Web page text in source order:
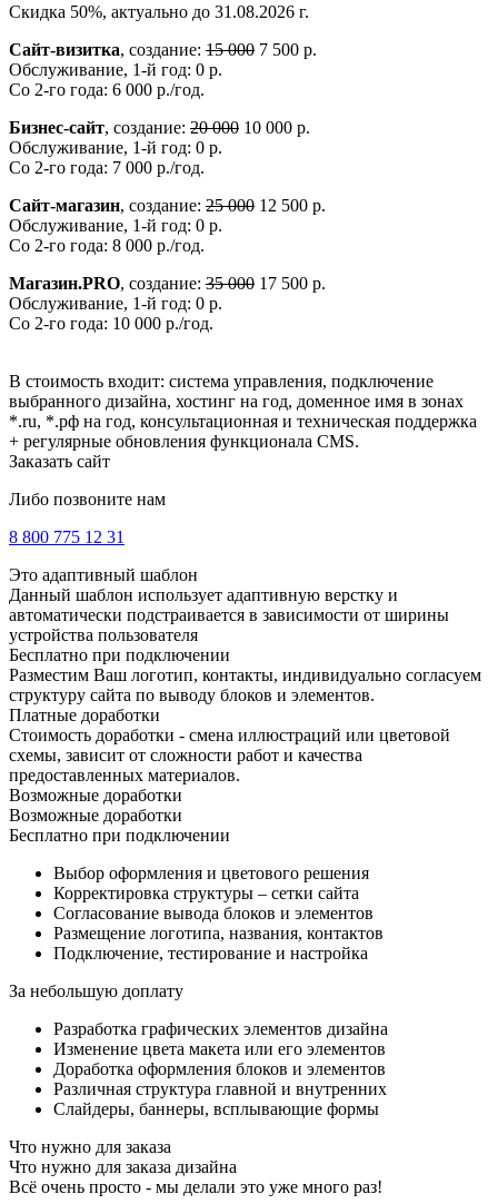
Скидка 50%, актуально до 31.08.2026 г.
Сайт-визитка, создание: 15 000 7 500 р.
Обслуживание, 1-й год: 0 р.
Со 2-го года: 6 000 р./год.
Бизнес-сайт, создание: 20 000 10 000 р.
Обслуживание, 1-й год: 0 р.
Со 2-го года: 7 000 р./год.
Сайт-магазин, создание: 25 000 12 500 р.
Обслуживание, 1-й год: 0 р.
Со 2-го года: 8 000 р./год.
Магазин.PRO, создание: 35 000 17 500 р.
Обслуживание, 1-й год: 0 р.
Со 2-го года: 10 000 р./год.
В стоимость входит: система управления, подключение
выбранного дизайна, хостинг на год, доменное имя в зонах
*.ru, *.рф на год, консультационная и техническая поддержка
+ регулярные обновления функционала CMS.
Заказать сайт
Либо позвоните нам
8 800 775 12 31
Это адаптивный шаблон
Данный шаблон использует адаптивную верстку и
автоматически подстраивается в зависимости от ширины
устройства пользователя
Бесплатно при подключении
Разместим Ваш логотип, контакты, индивидуально согласуем
структуру сайта по выводу блоков и элементов.
Платные доработки
Стоимость доработки - смена иллюстраций или цветовой
схемы, зависит от сложности работ и качества
предоставленных материалов.
Возможные доработки
Возможные доработки
Бесплатно при подключении
Выбор оформления и цветового решения
Корректировка структуры – сетки сайта
Согласование вывода блоков и элементов
Размещение логотипа, названия, контактов
Подключение, тестирование и настройка
За небольшую доплату
Разработка графических элементов дизайна
Изменение цвета макета или его элементов
Доработка оформления блоков и элементов
Различная структура главной и внутренних
Слайдеры, баннеры, всплывающие формы
Что нужно для заказа
Что нужно для заказа дизайна
Всё очень просто - мы делали это уже много раз!